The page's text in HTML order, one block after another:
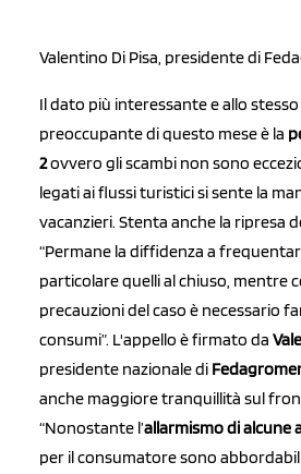
Valentino Di Pisa, presidente di
Il dato più interessante e allo
preoccupante di questo mese è la
2ovvero gli scambi non sono
legati ai flussi turistici si sente la
vacanzieri. Stenta anche la ripresa
“Permane la diffidenza a
particolare quelli al chiuso, mentre
precauzioni del caso è necessario
consumi”. L'appello è firmato da
presidente nazionale di
anche maggiore tranquillità sul
“Nonostante l’allarmismo di alcune
per il consumatore sono